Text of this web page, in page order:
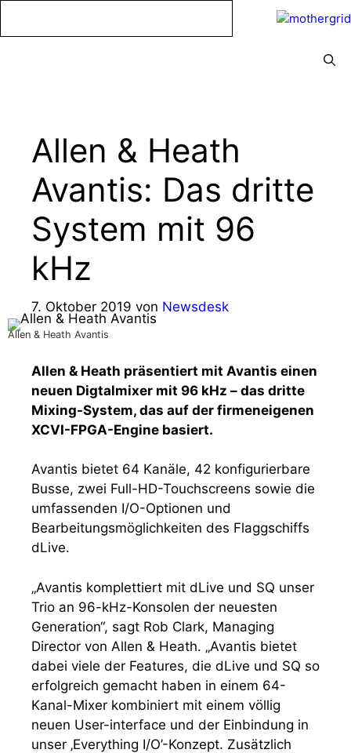
Allen & Heath
Avantis: Das dritte
System mit 96
kHz
7. Oktober 2019 von Newsdesk
Allen & Heath Avantis
Allen & Heath präsentiert mit Avantis einen
neuen Digtalmixer mit 96 kHz – das dritte
Mixing-System, das auf der firmeneigenen
XCVI-FPGA-Engine basiert.
Avantis bietet 64 Kanäle, 42 konfigurierbare
Busse, zwei Full-HD-Touchscreens sowie die
umfassenden I/O-Optionen und
Bearbeitungsmöglichkeiten des Flaggschiffs
dLive.
„Avantis komplettiert mit dLive und SQ unser
Trio an 96-kHz-Konsolen der neuesten
Generation“, sagt Rob Clark, Managing
Director von Allen & Heath. „Avantis bietet
dabei viele der Features, die dLive und SQ so
erfolgreich gemacht haben in einem 64-
Kanal-Mixer kombiniert mit einem völlig
neuen User-interface und der Einbindung in
unser ‚Everything I/O’-Konzept. Zusätzlich